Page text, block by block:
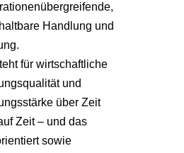
Handlung und
für wirtschaftliche
und
über Zeit
Zeit – und das
sowie